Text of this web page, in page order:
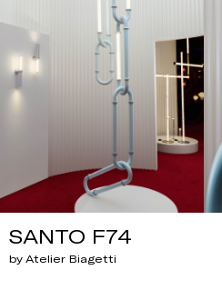
SANTO F74
by Atelier Biagetti